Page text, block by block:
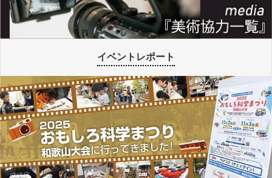
イベントレポート